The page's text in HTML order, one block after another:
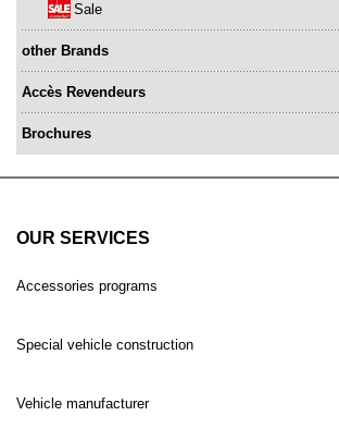
Sale
other Brands
Accès Revendeurs
Brochures
OUR SERVICES
Accessories programs
Special vehicle construction
Vehicle manufacturer